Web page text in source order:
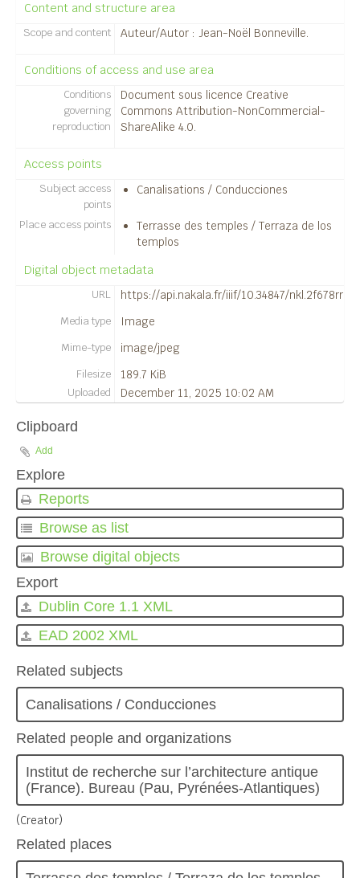
Content and structure area
Scope and content Auteur/Autor : Jean-Noël Bonneville.
Conditions of access and use area
Conditions
governing
reproduction
Document sous licence Creative
Commons Attribution-NonCommercial-
ShareAlike 4.0.
Access points
Subject access
points
Canalisations / Conducciones
Place access points
Terrasse des temples / Terraza de los
templos
Digital object metadata
URL https://api.nakala.fr/iiif/10.34847/
Media type Image
Mime-type image/jpeg
Filesize 189.7 KiB
Uploaded December 11, 2025 10:02 AM
Clipboard
Add
Explore
Reports
Browse as list
Browse digital objects
Export
Dublin Core 1.1 XML
EAD 2002 XML
Related subjects
Canalisations / Conducciones
Related people and organizations
Institut de recherche sur l’architecture antique
(France). Bureau (Pau, Pyrénées-Atlantiques)
(Creator)
Related places